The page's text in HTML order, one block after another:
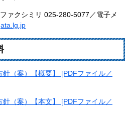
クシミリ 025-280-5077／電子メ
針（案）【概要】 [PDFファイル／
針（案）【本文】 [PDFファイル／